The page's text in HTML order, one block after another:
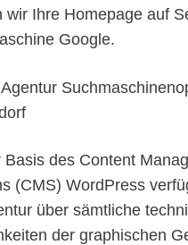
wir Ihre Homepage auf
Google.
Basis des Content
(CMS) WordPress
über sämtliche
der graphischen